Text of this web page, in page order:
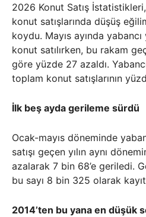
2026 Konut Satış
konut satışlarında düşüş
koydu. Mayıs ayında yabancı
konut satılırken, bu rakam
göre yüzde 27 azaldı.
toplam konut satışlarının
İlk beş ayda gerileme sürdü
Ocak-mayıs döneminde
satışı geçen yılın aynı
azalarak 7 bin 68’e geriledi.
bu sayı 8 bin 325 olarak
2014’ten bu yana en düşük